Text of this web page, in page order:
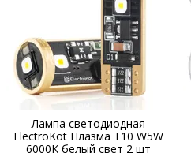
Лампа светодиодная
ElectroKot Плазма T10 W5W
6000K белый свет 2 шт